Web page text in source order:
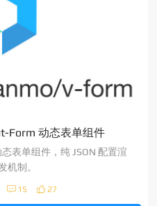
Form 动态表单组件
表单组件，纯 JSON 配置渲
机制。
15 27